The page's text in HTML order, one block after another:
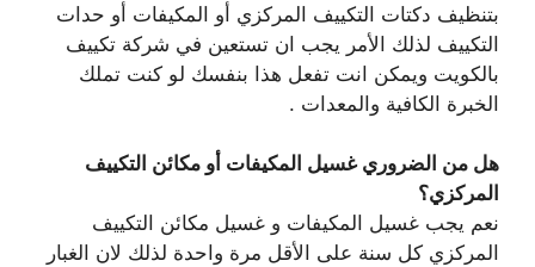
بتنظيف دكتات التكييف المركزي أو المكيفات أو حدات
التكييف لذلك الأمر يجب ان تستعين في شركة تكييف
بالكويت ويمكن انت تفعل هذا بنفسك لو كنت تملك
الخبرة الكافية والمعدات .
هل من الضروري غسيل المكيفات أو مكائن التكييف
المركزي؟
نعم يجب غسيل المكيفات و غسيل مكائن التكييف
المركزي كل سنة على الأقل مرة واحدة لذلك لان الغبار